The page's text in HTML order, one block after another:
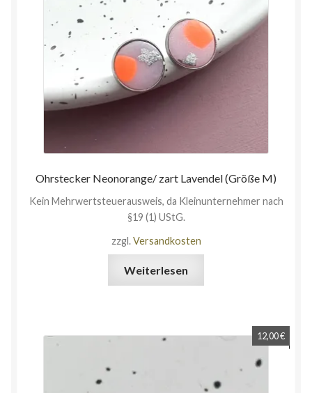
Ohrstecker Neonorange/ zart Lavendel (Größe M)
Kein Mehrwertsteuerausweis, da Kleinunternehmer nach
§19 (1) UStG.
zzgl.Versandkosten
Weiterlesen
12,00€